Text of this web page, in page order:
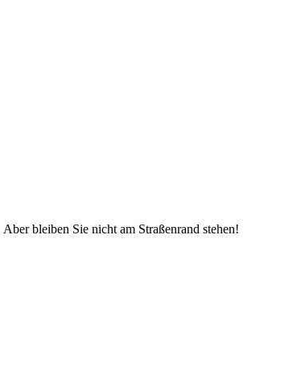
Aber bleiben Sie nicht am Straßenrand stehen!